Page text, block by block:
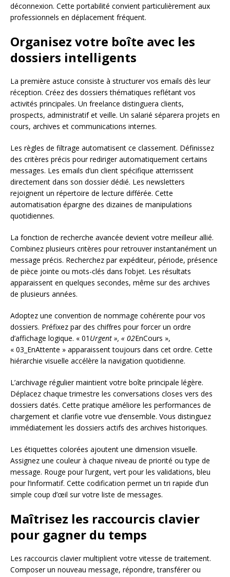
déconnexion. Cette portabilité convient particulièrement aux
professionnels en déplacement fréquent.
Organisez votre boîte avec les
dossiers intelligents
La première astuce consiste à structurer vos emails dès leur
réception. Créez des dossiers thématiques reflétant vos
activités principales. Un freelance distinguera clients,
prospects, administratif et veille. Un salarié séparera projets en
cours, archives et communications internes.
Les règles de filtrage automatisent ce classement. Définissez
des critères précis pour rediriger automatiquement certains
messages. Les emails d’un client spécifique atterrissent
directement dans son dossier dédié. Les newsletters
rejoignent un répertoire de lecture différée. Cette
automatisation épargne des dizaines de manipulations
quotidiennes.
La fonction de recherche avancée devient votre meilleur allié.
Combinez plusieurs critères pour retrouver instantanément un
message précis. Recherchez par expéditeur, période, présence
de pièce jointe ou mots-clés dans l’objet. Les résultats
apparaissent en quelques secondes, même sur des archives
de plusieurs années.
Adoptez une convention de nommage cohérente pour vos
dossiers. Préfixez par des chiffres pour forcer un ordre
d’affichage logique. « 01 Urgent », « 02EnCours »,
« 03_EnAttente » apparaissent toujours dans cet ordre. Cette
hiérarchie visuelle accélère la navigation quotidienne.
L’archivage régulier maintient votre boîte principale légère.
Déplacez chaque trimestre les conversations closes vers des
dossiers datés. Cette pratique améliore les performances de
chargement et clarifie votre vue d’ensemble. Vous distinguez
immédiatement les dossiers actifs des archives historiques.
Les étiquettes colorées ajoutent une dimension visuelle.
Assignez une couleur à chaque niveau de priorité ou type de
message. Rouge pour l’urgent, vert pour les validations, bleu
pour l’informatif. Cette codification permet un tri rapide d’un
simple coup d’œil sur votre liste de messages.
Maîtrisez les raccourcis clavier
pour gagner du temps
Les raccourcis clavier multiplient votre vitesse de traitement.
Composer un nouveau message, répondre, transférer ou